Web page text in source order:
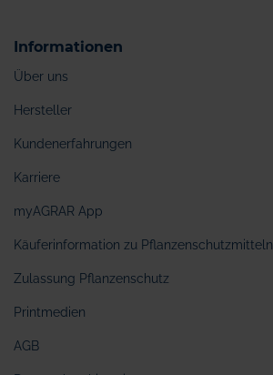
Informationen
Über uns
Hersteller
Kundenerfahrungen
Karriere
myAGRAR App
Käuferinformation zu Pflanzenschutzmitteln
Zulassung Pflanzenschutz
Printmedien
AGB